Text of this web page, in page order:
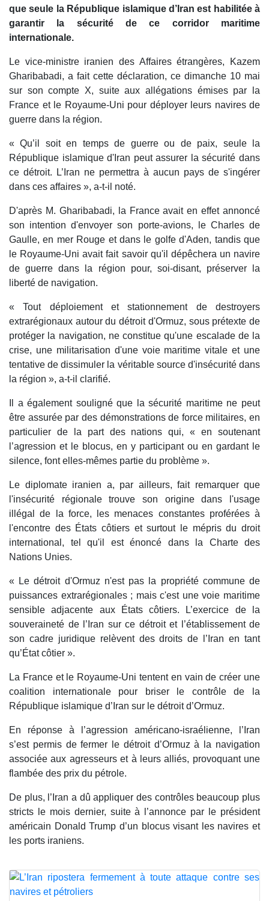
que seule la République islamique d’Iran est habilitée à
garantir la sécurité de ce corridor maritime
internationale.
Le vice-ministre iranien des Affaires étrangères, Kazem
Gharibabadi, a fait cette déclaration, ce dimanche 10 mai
sur son compte X, suite aux allégations émises par la
France et le Royaume-Uni pour déployer leurs navires de
guerre dans la région.
« Qu’il soit en temps de guerre ou de paix, seule la
République islamique d'Iran peut assurer la sécurité dans
ce détroit. L’Iran ne permettra à aucun pays de s'ingérer
dans ces affaires », a-t-il noté.
D'après M. Gharibabadi, la France avait en effet annoncé
son intention d'envoyer son porte-avions, le Charles de
Gaulle, en mer Rouge et dans le golfe d'Aden, tandis que
le Royaume-Uni avait fait savoir qu'il dépêchera un navire
de guerre dans la région pour, soi-disant, préserver la
liberté de navigation.
« Tout déploiement et stationnement de destroyers
extrarégionaux autour du détroit d'Ormuz, sous prétexte de
protéger la navigation, ne constitue qu'une escalade de la
crise, une militarisation d'une voie maritime vitale et une
tentative de dissimuler la véritable source d'insécurité dans
la région », a-t-il clarifié.
Il a également souligné que la sécurité maritime ne peut
être assurée par des démonstrations de force militaires, en
particulier de la part des nations qui, « en soutenant
l’agression et le blocus, en y participant ou en gardant le
silence, font elles-mêmes partie du problème ».
Le diplomate iranien a, par ailleurs, fait remarquer que
l'insécurité régionale trouve son origine dans l'usage
illégal de la force, les menaces constantes proférées à
l'encontre des États côtiers et surtout le mépris du droit
international, tel qu'il est énoncé dans la Charte des
Nations Unies.
« Le détroit d'Ormuz n'est pas la propriété commune de
puissances extrarégionales ; mais c'est une voie maritime
sensible adjacente aux États côtiers. L’exercice de la
souveraineté de l’Iran sur ce détroit et l’établissement de
son cadre juridique relèvent des droits de l’Iran en tant
qu’État côtier ».
La France et le Royaume-Uni tentent en vain de créer une
coalition internationale pour briser le contrôle de la
République islamique d’Iran sur le détroit d’Ormuz.
En réponse à l’agression américano-israélienne, l’Iran
s’est permis de fermer le détroit d’Ormuz à la navigation
associée aux agresseurs et à leurs alliés, provoquant une
flambée des prix du pétrole.
De plus, l’Iran a dû appliquer des contrôles beaucoup plus
stricts le mois dernier, suite à l’annonce par le président
américain Donald Trump d’un blocus visant les navires et
les ports iraniens.